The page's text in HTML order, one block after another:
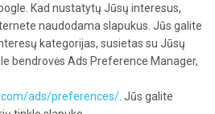
Kad nustatytų Jūsų interesus,
naudodama slapukus. Jūs galite
kategorijas, susietas su Jūsų
bendrovės Ads Preference Manager,
ads/preferences/ . Jūs galite